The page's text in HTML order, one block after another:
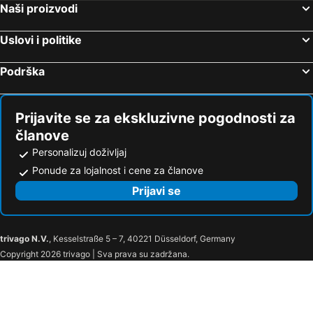
Naši proizvodi
Uslovi i politike
Podrška
Prijavite se za ekskluzivne pogodnosti za
članove
Personalizuj doživljaj
Ponude za lojalnost i cene za članove
Prijavi se
trivago N.V., Kesselstraße 5 – 7, 40221 Düsseldorf, Germany
Copyright 2026 trivago | Sva prava su zadržana.